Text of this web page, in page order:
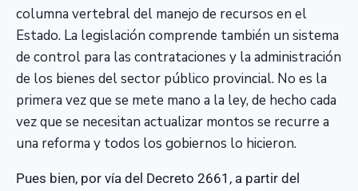
columna vertebral del manejo de recursos en el
Estado. La legislación comprende también un sistema
de control para las contrataciones y la administración
de los bienes del sector público provincial. No es la
primera vez que se mete mano a la ley, de hecho cada
vez que se necesitan actualizar montos se recurre a
una reforma y todos los gobiernos lo hicieron.
Pues bien, por vía del Decreto 2661, a partir del